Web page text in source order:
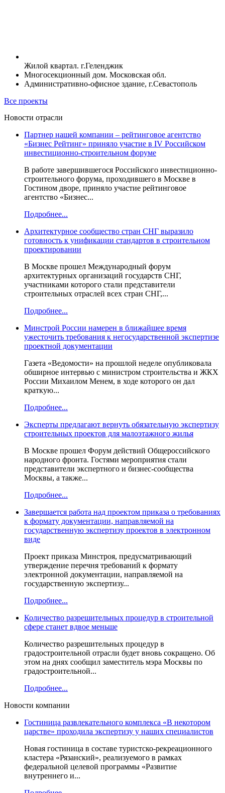
Жилой квартал. г.Геленджик
Многосекционный дом. Московская обл.
Административно-офисное здание, г.Севастополь
Все проекты
Новости отрасли
Партнер нашей компании – рейтинговое агентство
«Бизнес Рейтинг» приняло участие в IV Российском
инвестиционно-строительном форуме
В работе завершившегося Российского инвестиционно-
строительного форума, проходившего в Москве в
Гостином дворе, приняло участие рейтинговое
агентство «Бизнес...
Подробнее...
Архитектурное сообщество стран СНГ выразило
готовность к унификации стандартов в строительном
проектировании
В Москве прошел Международный форум
архитектурных организаций государств СНГ,
участниками которого стали представители
строительных отраслей всех стран СНГ,...
Подробнее...
Минстрой России намерен в ближайшее время
ужесточить требования к негосударственной экспертизе
проектной документации
Газета «Ведомости» на прошлой неделе опубликовала
обширное интервью с министром строительства и ЖКХ
России Михаилом Менем, в ходе которого он дал
краткую...
Подробнее...
Эксперты предлагают вернуть обязательную экспертизу
строительных проектов для малоэтажного жилья
В Москве прошел Форум действий Общероссийского
народного фронта. Гостями мероприятия стали
представители экспертного и бизнес-сообщества
Москвы, а также...
Подробнее...
Завершается работа над проектом приказа о требованиях
к формату документации, направляемой на
государственную экспертизу проектов в электронном
виде
Проект приказа Минстроя, предусматривающий
утверждение перечня требований к формату
электронной документации, направляемой на
государственную экспертизу...
Подробнее...
Количество разрешительных процедур в строительной
сфере станет вдвое меньше
Количество разрешительных процедур в
градостроительной отрасли будет вновь сокращено. Об
этом на днях сообщил заместитель мэра Москвы по
градостроительной...
Подробнее...
Новости компании
Гостиница развлекательного комплекса «В некотором
царстве» проходила экспертизу у наших специалистов
Новая гостиница в составе туристско-рекреационного
кластера «Рязанский», реализуемого в рамках
федеральной целевой программы «Развитие
внутреннего и...